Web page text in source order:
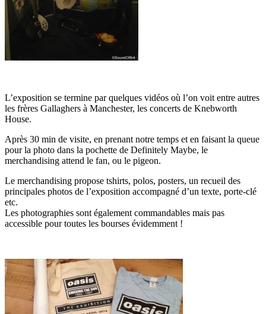
L’exposition se termine par quelques vidéos où l’on voit entre autres
les frères Gallaghers à Manchester, les concerts de Knebworth
House.
Après 30 min de visite, en prenant notre temps et en faisant la queue
pour la photo dans la pochette de Definitely Maybe, le
merchandising attend le fan, ou le pigeon.
Le merchandising propose tshirts, polos, posters, un recueil des
principales photos de l’exposition accompagné d’un texte, porte-clé
etc.
Les photographies sont également commandables mais pas
accessible pour toutes les bourses évidemment !